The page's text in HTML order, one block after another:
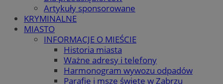
Artykuły sponsorowane
KRYMINALNE
MIASTO
INFORMACJE O MIEŚCIE
Historia miasta
Ważne adresy i telefony
Harmonogram wywozu odpadów
Parafie i msze święte w Zabrzu